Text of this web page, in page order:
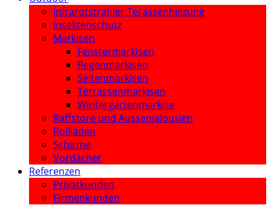
Infrarotstrahler Terassenheizung
Insektenschutz
Markisen
Fenstermarkisen
Regenmarkisen
Seitenmarkisen
Terrassenmarkisen
Wintergartenmarkise
Raffstore und Aussenjalousien
Rollläden
Schirme
Vordächer
Referenzen
Privatkunden
Firmenkunden